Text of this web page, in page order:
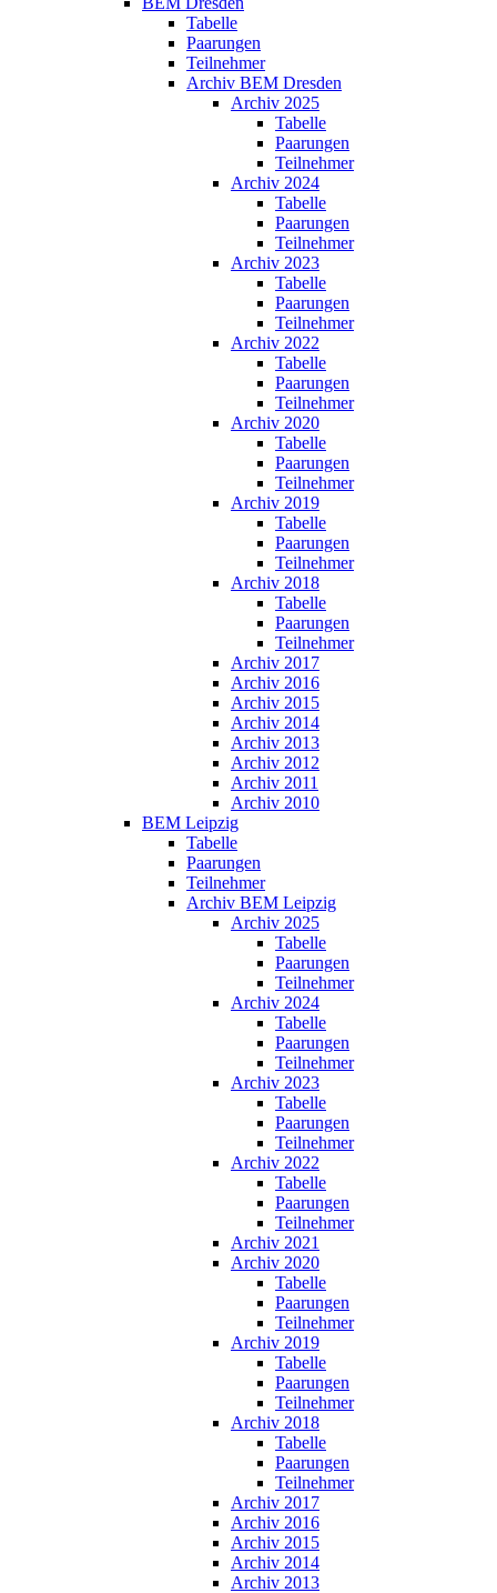
Tabelle
Paarungen
Teilnehmer
Archiv BEM Dresden
Archiv 2025
Tabelle
Paarungen
Teilnehmer
Archiv 2024
Tabelle
Paarungen
Teilnehmer
Archiv 2023
Tabelle
Paarungen
Teilnehmer
Archiv 2022
Tabelle
Paarungen
Teilnehmer
Archiv 2020
Tabelle
Paarungen
Teilnehmer
Archiv 2019
Tabelle
Paarungen
Teilnehmer
Archiv 2018
Tabelle
Paarungen
Teilnehmer
Archiv 2017
Archiv 2016
Archiv 2015
Archiv 2014
Archiv 2013
Archiv 2012
Archiv 2011
Archiv 2010
BEM Leipzig
Tabelle
Paarungen
Teilnehmer
Archiv BEM Leipzig
Archiv 2025
Tabelle
Paarungen
Teilnehmer
Archiv 2024
Tabelle
Paarungen
Teilnehmer
Archiv 2023
Tabelle
Paarungen
Teilnehmer
Archiv 2022
Tabelle
Paarungen
Teilnehmer
Archiv 2021
Archiv 2020
Tabelle
Paarungen
Teilnehmer
Archiv 2019
Tabelle
Paarungen
Teilnehmer
Archiv 2018
Tabelle
Paarungen
Teilnehmer
Archiv 2017
Archiv 2016
Archiv 2015
Archiv 2014
Archiv 2013